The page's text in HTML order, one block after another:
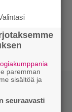
paremman
sisältöä ja
seuraavasti